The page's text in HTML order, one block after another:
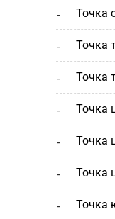
точка
точка
точка
точка